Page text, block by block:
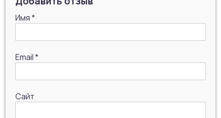
Имя*
Email*
Сайт